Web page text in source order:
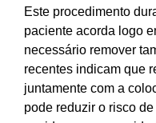
Este procedimento
paciente acorda logo
necessário remover
recentes indicam que
juntamente com a
pode reduzir o risco